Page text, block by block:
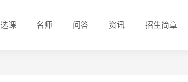
选课 名师 问答 资讯 招生简章